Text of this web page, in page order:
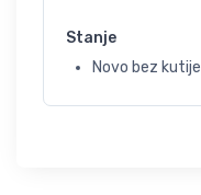
Stanje
Novo bez kutije